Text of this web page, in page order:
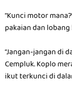
“Kunci motor
pakaian dan
“Jangan-jangan di
Cempluk. Koplo
ikut terkunci di